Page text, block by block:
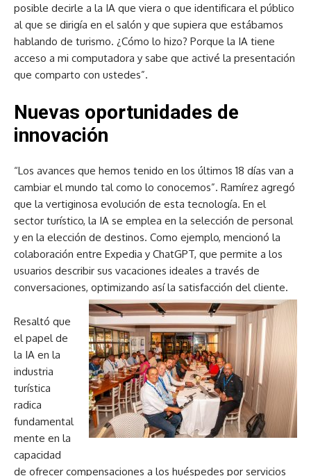
posible decirle a la IA que viera o que identificara el público
al que se dirigía en el salón y que supiera que estábamos
hablando de turismo. ¿Cómo lo hizo? Porque la IA tiene
acceso a mi computadora y sabe que activé la presentación
que comparto con ustedes”.
Nuevas oportunidades de
innovación
“Los avances que hemos tenido en los últimos 18 días van a
cambiar el mundo tal como lo conocemos”. Ramírez agregó
que la vertiginosa evolución de esta tecnología. En el
sector turístico, la IA se emplea en la selección de personal
y en la elección de destinos. Como ejemplo, mencionó la
colaboración entre Expedia y ChatGPT, que permite a los
usuarios describir sus vacaciones ideales a través de
conversaciones, optimizando así la satisfacción del cliente.
Resaltó que
el papel de
la IA en la
industria
turística
radica
fundamental
mente en la
capacidad
de ofrecer compensaciones a los huéspedes por servicios